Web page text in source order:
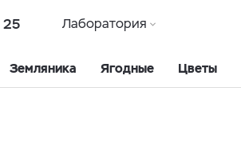
25 Лаборатория
Земляника Ягодные Цветы